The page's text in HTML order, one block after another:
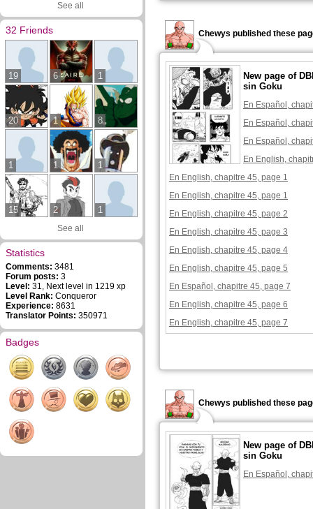
See all
32 Friends
19 6 1
20 1 8
1 1 1
15 2 1
See all
Statistics
Comments: 3481
Forum posts: 3
Level: 31, Next level in 1219 xp
Level Rank: Conqueror
Experience: 8631
Translator Points: 350971
Badges
Chewys published these
New page of
sin Goku
En Español,
En Español,
En Español,
En English,
En English, chapitre 45, page 1
En English, chapitre 45, page 1
En English, chapitre 45, page 2
En English, chapitre 45, page 3
En English, chapitre 45, page 4
En English, chapitre 45, page 5
En Español, chapitre 45, page 7
En English, chapitre 45, page 6
En English, chapitre 45, page 7
Chewys published these
New page of
sin Goku
En Español,